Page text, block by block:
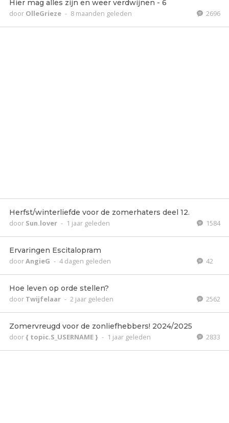
Hier mag alles zijn en weer verdwijnen - 6
door OlleGrieze - 8 maanden geleden 2696
Herfst/winterliefde voor de zomerhaters deel 12.
door Sun.lover - 1 jaar geleden 1584
Ervaringen Escitalopram
doorAngieG - 4 dagen geleden 42
Hoe leven op orde stellen?
door Twijfelaar - 2 jaar geleden 2562
Zomervreugd voor de zonliefhebbers! 2024/2025
door{ topic.S_USERNAME } - 1 jaar geleden 2833